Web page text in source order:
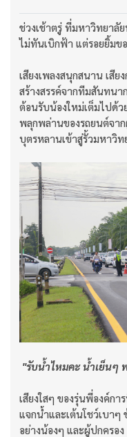
ช่วงเช้าตรู่ ที่มหาวิทยาลั
ไม่ทันเบิกฟ้า แต่รอยยิ้มข
เสียงเพลงสนุกสนาน เสี
สร้างสรรค์จากทีมสันทนา
ต้อนรับน้องใหม่เต็มไปด้
พลุกพล่านของรถยนต์จา
บุตรหลานเข้าสู่รั้วมหาวิท
"รับน้ำไหมคะ น้ำเย็นๆ
เสียงใสๆ ของรุ่นพี่องค์กา
แจกน้ำและเต้นโชว์เบา
อย่างน้องๆ และผู้ปกครอง